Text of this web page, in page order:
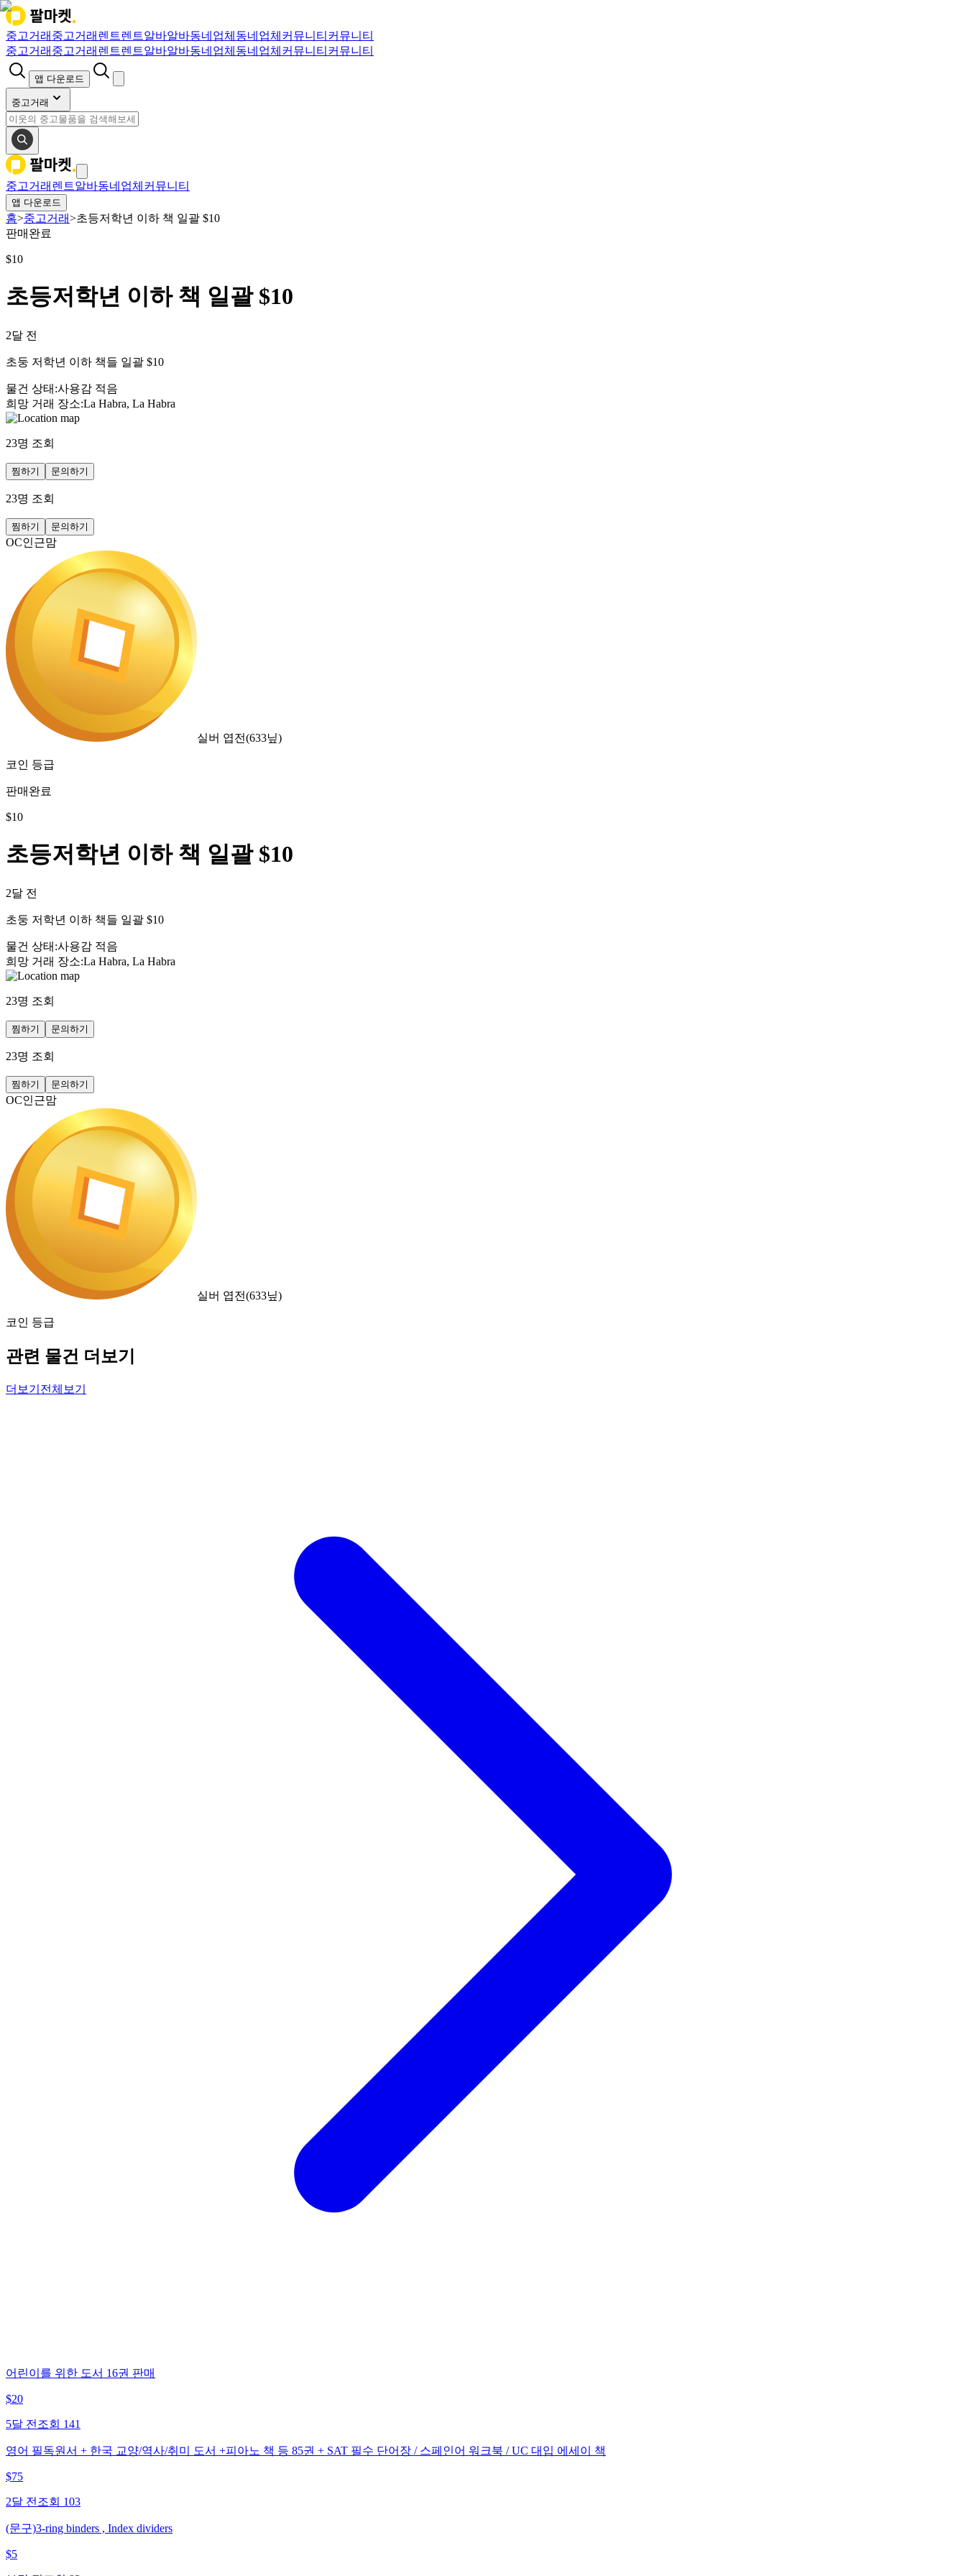
중고거래 중고거래 렌트렌트알바알바동네업체 동네업체 커뮤니티 커뮤니티
중고거래 중고거래 렌트렌트알바알바동네업체 동네업체 커뮤니티 커뮤니티
앱 다운로드
중고거래
중고거래 렌트알바동네업체 커뮤니티
앱 다운로드
홈>중고거래>초등저학년 이하 책 일괄 $10
판매완료
$10
초등저학년 이하 책 일괄 $10
2달 전
초둥 저학년 이하 책들 일괄 $10
물건 상태 :사용감 적음
희망 거래 장소:La Habra, La Habra
23명 조회
찜하기 문의하기
23명 조회
찜하기 문의하기
OC인근맘
실버 엽전(633닢)
코인 등급
판매완료
$10
초등저학년 이하 책 일괄 $10
2달 전
초둥 저학년 이하 책들 일괄 $10
물건 상태 :사용감 적음
희망 거래 장소:La Habra, La Habra
23명 조회
찜하기 문의하기
23명 조회
찜하기 문의하기
OC인근맘
실버 엽전(633닢)
코인 등급
관련 물건 더보기
더보기 전체보기
어린이를 위한 도서 16권 판매
$20
5달 전 조회 141
영어 필독원서 + 한국 교양/역사/취미 도서 +피아노 책 등 85권 + SAT 필수 단어장 / 스페인어 워크북 / UC 대입 에세이 책
$75
2달 전 조회 103
(문구)3-ring binders , Index dividers
$5